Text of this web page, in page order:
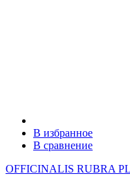
В избранное
В сравнение
OFFICINALIS RUBRA